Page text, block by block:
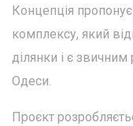
Концепція
комплексу, який
ділянки і є
Одеси.
Проєкт